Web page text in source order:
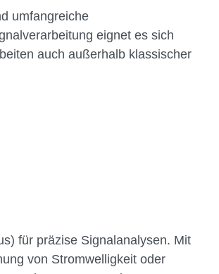
umfangreiche
eignet es sich
auch außerhalb klassischer
für präzise Signal­analysen. Mit
von Stromwelligkeit oder